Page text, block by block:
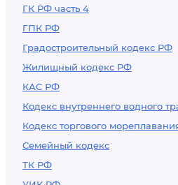
ГК РФ часть 4
ГПК РФ
Градостроительный кодекс РФ
Жилищный кодекс РФ
КАС РФ
Кодекс внутреннего водного
Кодекс торгового
Семейный кодекс
ТК РФ